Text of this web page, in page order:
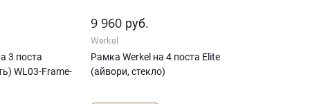
3 поста
WL03-Frame-
9 960 руб.
Werkel
Рамка Werkel на 4 поста Elite
(айвори, стекло)